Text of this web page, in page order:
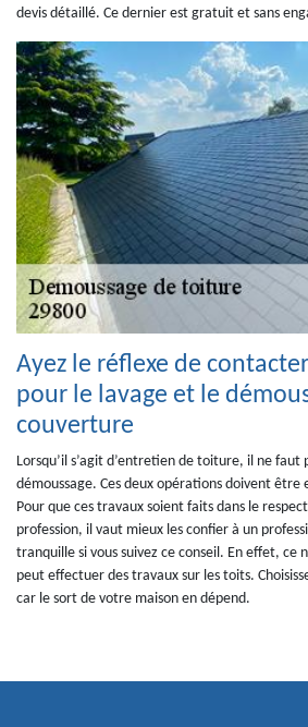
devis détaillé. Ce dernier est gratuit et sans
Ayez le réflexe de
pour le lavage et le
couverture
Lorsqu’il s’agit d’entretien de toiture, il ne faut
démoussage. Ces deux opérations doivent
Pour que ces travaux soient faits dans le
profession, il vaut mieux les confier à un
tranquille si vous suivez ce conseil. En effet, ce
peut effectuer des travaux sur les toits.
car le sort de votre maison en dépend.